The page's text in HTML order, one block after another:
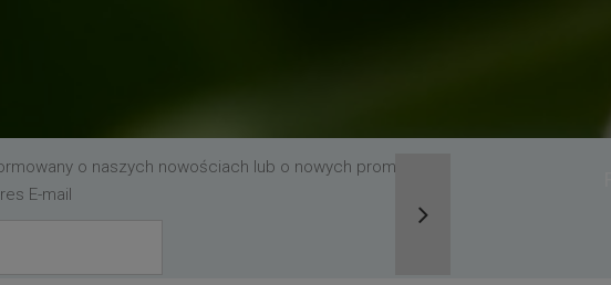
o naszych nowościach lub o nowych promocjach,
E-mail